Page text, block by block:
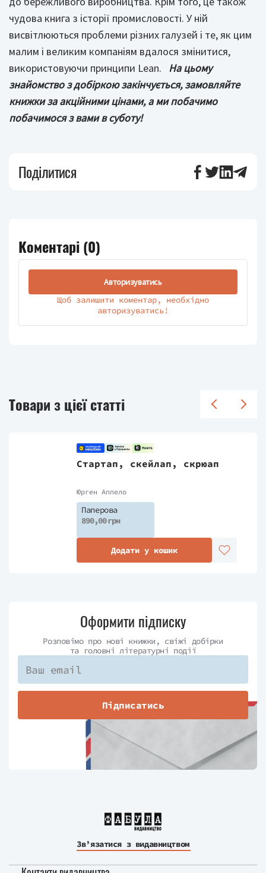
чудова книга з історії промисловості. У ній
висвітлюються проблеми різних галузей і те, як цим
малим і великим компаніям вдалося змінитися,
використовуючи принципи Lean. На цьому
знайомство з добіркою закінчується, замовляйте
книжки за акційними цінами, а ми побачимо
побачимося з вами в суботу!
Поділитися
Коментарі (0)
Щоб залишити коментар, необхідно
авторизуватись!
Авторизуватись
Товари з цієї статті
Стартап, скейлап, скрюап
Юрген Аппело
Паперова
890,00 грн
Додати у кошик
Оформити підписку
Розповімо про нові книжки, свіжі добірки
та головні літературні події
Підписатись
Зв’язатися з видавництвом